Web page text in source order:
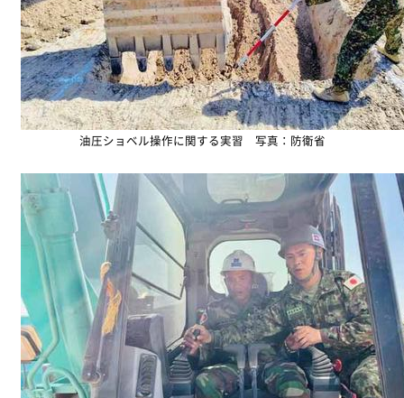
油圧ショベル操作に関する実習 写真：防衛省